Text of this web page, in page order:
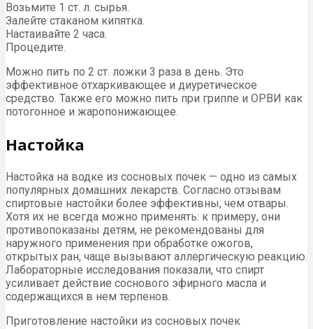
Возьмите 1 ст. л. сырья.
Залейте стаканом кипятка.
Настаивайте 2 часа.
Процедите.
Можно пить по 2 ст. ложки 3 раза в день. Это
эффективное отхаркивающее и диуретическое
средство. Также его можно пить при гриппе и ОРВИ как
потогонное и жаропонижающее.
Настойка
Настойка на водке из сосновых почек — одно из самых
популярных домашних лекарств. Согласно отзывам
спиртовые настойки более эффективны, чем отвары.
Хотя их не всегда можно применять: к примеру, они
противопоказаны детям, не рекомендованы для
наружного применения при обработке ожогов,
открытых ран, чаще вызывают аллергическую реакцию.
Лабораторные исследования показали, что спирт
усиливает действие соснового эфирного масла и
содержащихся в нем терпенов.
Приготовление настойки из сосновых почек